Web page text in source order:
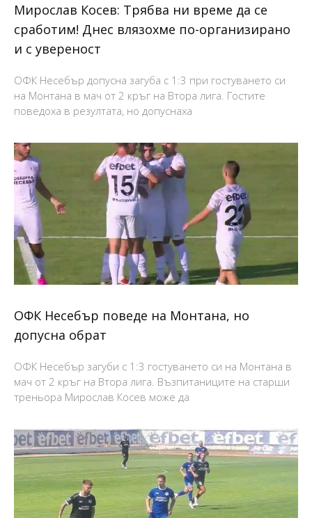
Мирослав Косев: Трябва ни време да се
сработим! Днес влязохме по-организирано
и с увереност
ОФК Несебър допусна загуба с 1:3 при гостуването си
на Монтана в мач от 2 кръг на Втора лига. Гостите
поведоха в резултата, но допуснаха
ОФК Несебър поведе на Монтана, но
допусна обрат
ОФК Несебър загуби с 1:3 гостуването си на Монтана в
мач от 2 кръг на Втора лига. Възпитаниците на старши
треньора Мирослав Косев може да